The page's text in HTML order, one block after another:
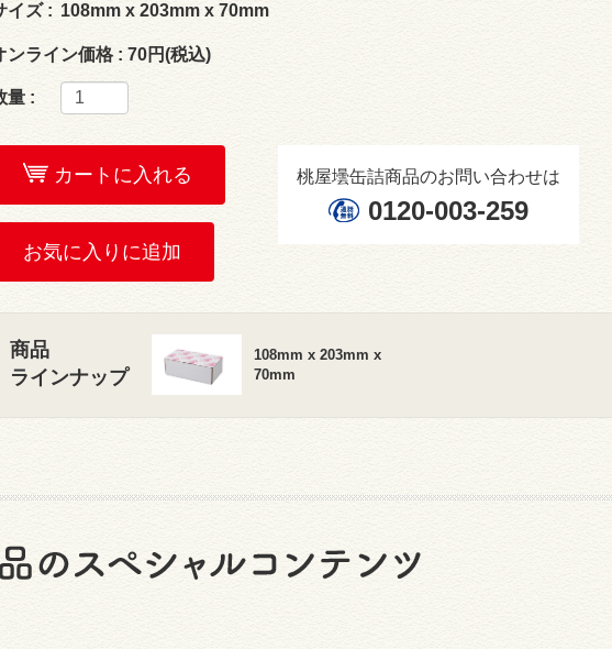
イズ : 108mm x 203mm x 70mm
ンライン価格 : 70円(税込)
量 :
カートに入れる
お気に入りに追加
桃屋壜缶詰商品のお問い合わせは
0120-003-259
商品
ラインナップ
108mm x 203mm x
70mm